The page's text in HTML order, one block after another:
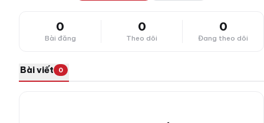
0
Bài đăng
0
Theo dõi
0
Đang theo dõi
Bài viết 0